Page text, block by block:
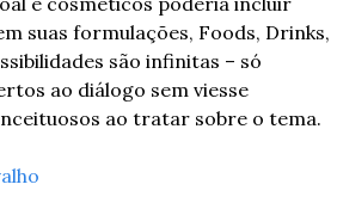
suas formulações, Foods, Drinks,
são infinitas – só
ao diálogo sem viesse
ao tratar sobre o tema.